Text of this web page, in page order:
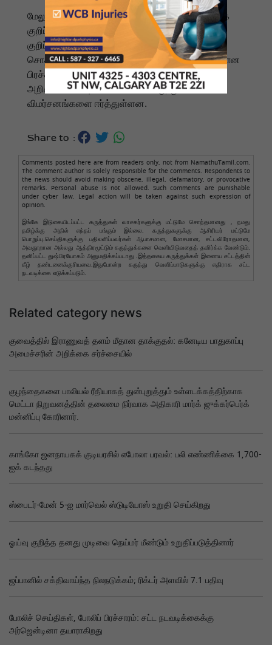
மேலும், செய்தியாளர் சந்திப்பில் அவர் தாக்குதலைக்
குறிப்பிடவில்லை என்றும், ஊடக அறிக்கைகளையே
குறிப்பிட்டதாகவும் கூறினார். கனடிய இராணுவச்
சொத்துக்களின் பாதுகாப்பு தொடர்பான ஒரு தீவிரமான
பிரச்சினையில் அமைச்சரின் முரண்பாடான
அறிக்கைகள் எதிர்க்கட்சிகளிடமிருந்து
விமர்சனங்களை ஈர்த்துள்ளன.
Share to :
Comments posted here are from readers only, not from NamathuTamil.com.
The comment author is solely responsible for the comments. Respondents to
the news should avoid making obscene, illegal, defamatory, or provocative
remarks. Personal abuse is not allowed. Such comments are punishable
under cyber law. Legal action will be taken against such expression of
opinion.
இங்கே இடுகையிடப்பட்ட கருத்துகள் வாசகர்களுக்கு மட்டுமே சொந்தமானது , நமது
தமிழ்க்கு அதில் எந்தப் பங்கும் இல்லை. கருத்துகளுக்கு ஆசிரியர் மட்டுமே
பொறுப்பு.செய்திகளுக்கு பதிலளிப்பவர்கள் ஆபாசமான, மோசமான, சட்டவிரோதமான,
அவதூறான அல்லது ஆத்திரமூட்டும் கருத்துக்களை வெளியிடுவதைத் தவிர்க்க வேண்டும்.
தனிப்பட்ட துஷ்பிரயோகம் அனுமதிக்கப்படாது .இத்தகைய கருத்துக்கள் இணைய சட்டத்தின்
கீழ் தண்டனைக்குரியவை.இதுபோன்ற கருத்து வெளிப்பாடுகளுக்கு எதிராக சட்ட
நடவடிக்கை எடுக்கப்படும்.
Related category news
குவைத்தில் இராணுவத் தளம் மீதான தாக்குதல்: கனேடிய பாதுகாப்பு
அமைச்சரின் அறிக்கை சர்ச்சையில்
குழந்தைகளை பாலியல் ரீதியாகத் துன்புறுத்தும் உள்ளடக்கத்திற்காக
மெட்டா நிறுவனத்தின் தலைமை நிர்வாக அதிகாரி மார்க் ஜுக்கர்பெர்க்
மன்னிப்பு கோரினார்.
காங்கோ ஜனநாயகக் குடியரசில் எபோலா பரவல்: பலி எண்ணிக்கை 1,700-
ஐக் கடந்தது
ஸ்பைடர்-மேன் 5-ஐ மார்வெல் ஸ்டுடியோஸ் உறுதி செய்கிறது
ஓய்வு குறித்த தனது முடிவை நெய்மர் மீண்டும் உறுதிப்படுத்தினார்
ஜப்பானில் சக்திவாய்ந்த நிலநடுக்கம்; ரிக்டர் அளவில் 7.1 பதிவு
போலிச் செய்திகள், போலிப் பிரச்சாரம்: சட்ட நடவடிக்கைக்கு
அர்ஜென்டினா தயாராகிறது